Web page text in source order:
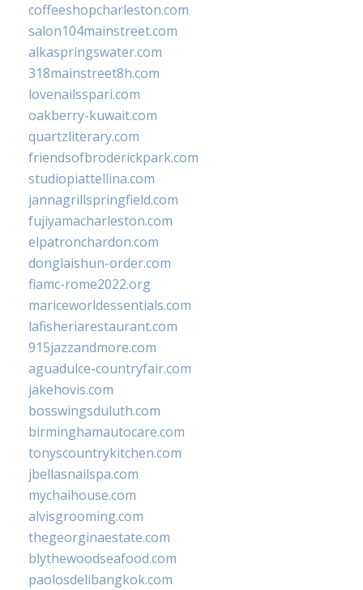
coffeeshopcharleston.com
salon104mainstreet.com
alkaspringswater.com
318mainstreet8h.com
lovenailsspari.com
oakberry-kuwait.com
quartzliterary.com
friendsofbroderickpark.com
studiopiattellina.com
jannagrillspringfield.com
fujiyamacharleston.com
elpatronchardon.com
donglaishun-order.com
fiamc-rome2022.org
mariceworldessentials.com
lafisheriarestaurant.com
915jazzandmore.com
aguadulce-countryfair.com
jakehovis.com
bosswingsduluth.com
birminghamautocare.com
tonyscountrykitchen.com
jbellasnailspa.com
mychaihouse.com
alvisgrooming.com
thegeorginaestate.com
blythewoodseafood.com
paolosdelibangkok.com